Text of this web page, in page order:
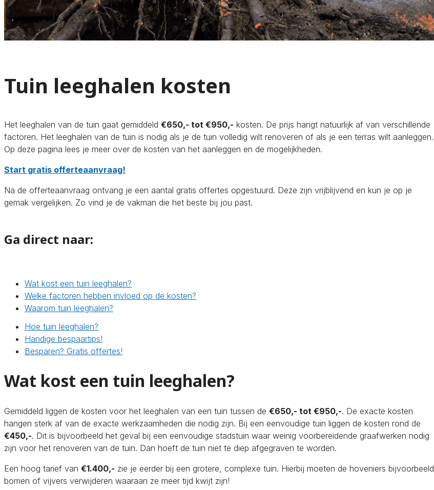
Tuin leeghalen kosten
Het leeghalen van de tuin gaat gemiddeld €650,- tot €950,- kosten. De prijs hangt natuurlijk af van verschillende
factoren. Het leeghalen van de tuin is nodig als je de tuin volledig wilt renoveren of als je een terras wilt aanleggen.
Op deze pagina lees je meer over de kosten van het aanleggen en de mogelijkheden.
Start gratis offerteaanvraag!
Na de offerteaanvraag ontvang je een aantal gratis offertes opgestuurd. Deze zijn vrijblijvend en kun je op je
gemak vergelijken. Zo vind je de vakman die het beste bij jou past.
Ga direct naar:
Wat kost een tuin leeghalen?
Welke factoren hebben invloed op de kosten?
Waarom tuin leeghalen?
Hoe tuin leeghalen?
Handige bespaartips!
Besparen? Gratis offertes!
Wat kost een tuin leeghalen?
Gemiddeld liggen de kosten voor het leeghalen van een tuin tussen de €650,- tot €950,-. De exacte kosten
hangen sterk af van de exacte werkzaamheden die nodig zijn. Bij een eenvoudige tuin liggen de kosten rond de
€450,-. Dit is bijvoorbeeld het geval bij een eenvoudige stadstuin waar weinig voorbereidende graafwerken nodig
zijn voor het renoveren van de tuin. Dan hoeft de tuin niet te diep afgegraven te worden.
Een hoog tarief van €1.400,- zie je eerder bij een grotere, complexe tuin. Hierbij moeten de hoveniers bijvoorbeeld
bomen of vijvers verwijderen waaraan ze meer tijd kwijt zijn!